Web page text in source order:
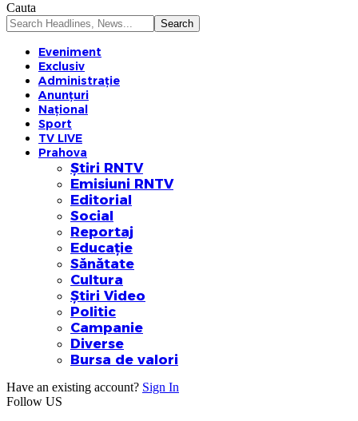
Cauta
Eveniment
Exclusiv
Administrație
Anunțuri
Național
Sport
TV LIVE
Prahova
Știri RNTV
Emisiuni RNTV
Editorial
Social
Reportaj
Educație
Sănătate
Cultura
Știri Video
Politic
Campanie
Diverse
Bursa de valori
Have an existing account? Sign In
Follow US